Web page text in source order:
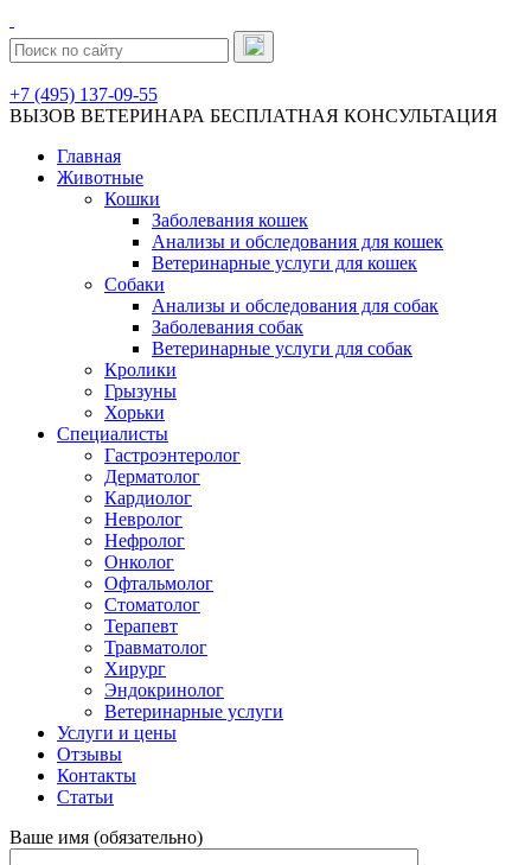
+7 (495) 137-09-55
ВЫЗОВ ВЕТЕРИНАРА БЕСПЛАТНАЯ КОНСУЛЬТАЦИЯ
Главная
Животные
Кошки
Заболевания кошек
Анализы и обследования для кошек
Ветеринарные услуги для кошек
Собаки
Анализы и обследования для собак
Заболевания собак
Ветеринарные услуги для собак
Кролики
Грызуны
Хорьки
Специалисты
Гастроэнтеролог
Дерматолог
Кардиолог
Невролог
Нефролог
Онколог
Офтальмолог
Стоматолог
Терапевт
Травматолог
Хирург
Эндокринолог
Ветеринарные услуги
Услуги и цены
Отзывы
Контакты
Статьи
Ваше имя (обязательно)